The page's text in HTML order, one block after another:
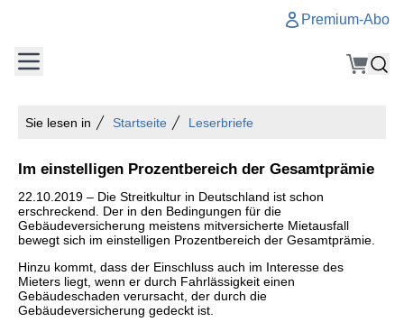
Premium-Abo
Sie lesen in Startseite Leserbriefe
Im einstelligen Prozentbereich der Gesamtprämie
22.10.2019 – Die Streitkultur in Deutschland ist schon
erschreckend. Der in den Bedingungen für die
Gebäudeversicherung meistens mitversicherte Mietausfall
bewegt sich im einstelligen Prozentbereich der Gesamtprämie.
Hinzu kommt, dass der Einschluss auch im Interesse des
Mieters liegt, wenn er durch Fahrlässigkeit einen
Gebäudeschaden verursacht, der durch die
Gebäudeversicherung gedeckt ist.